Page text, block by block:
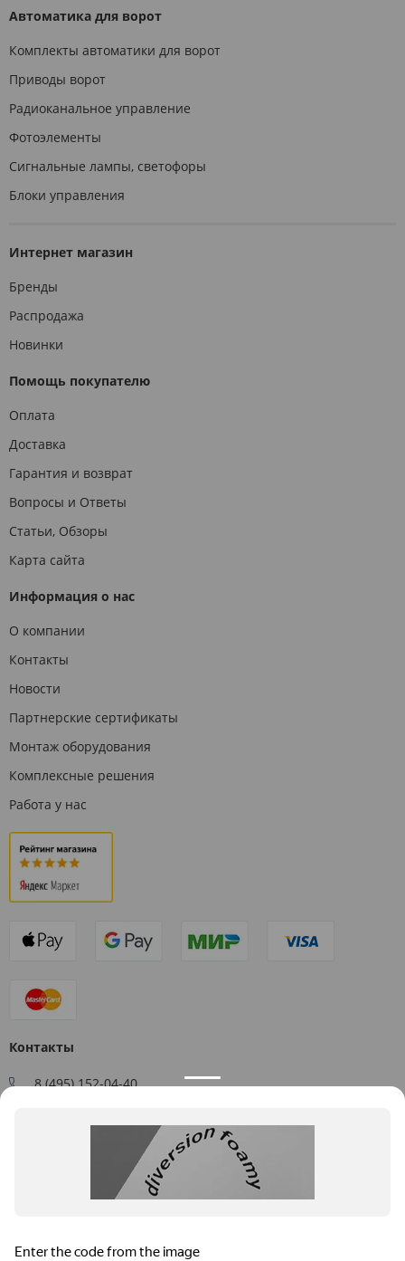
Автоматика для ворот
Комплекты автоматики для ворот
Приводы ворот
Радиоканальное управление
Фотоэлементы
Сигнальные лампы, светофоры
Блоки управления
Интернет магазин
Бренды
Распродажа
Новинки
Помощь покупателю
Оплата
Доставка
Гарантия и возврат
Вопросы и Ответы
Статьи, Обзоры
Карта сайта
Информация о нас
О компании
Контакты
Новости
Партнерские сертификаты
Монтаж оборудования
Комплексные решения
Работа у нас
Контакты
8 (495) 152-04-40
109544, г. Москва, ул. Большая Андроньевская, д. 17
Пн-Пт: 9:00 - 18:00